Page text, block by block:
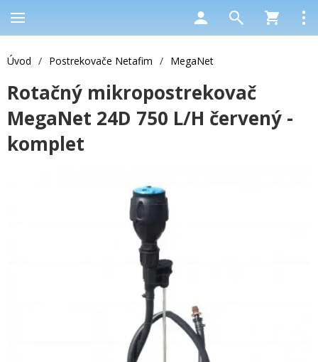
Úvod / Postrekovače Netafim / MegaNet
Rotačný mikropostrekovač
MegaNet 24D 750 L/H červený -
komplet